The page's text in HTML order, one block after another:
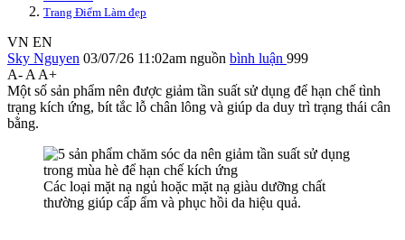
Trang Điểm Làm đẹp
VN EN
Sky Nguyen 03/07/26 11:02am nguồn bình luận 999
A- A A+
Một số sản phẩm nên được giảm tần suất sử dụng để hạn chế tình
trạng kích ứng, bít tắc lỗ chân lông và giúp da duy trì trạng thái cân
bằng.
Các loại mặt nạ ngủ hoặc mặt nạ giàu dưỡng chất
thường giúp cấp ẩm và phục hồi da hiệu quả.